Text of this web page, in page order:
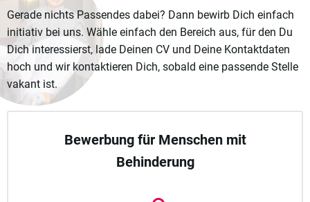
Gerade nichts Passendes dabei? Dann bewirb Dich einfach
initiativ bei uns. Wähle einfach den Bereich aus, für den Du
Dich interessierst, lade Deinen CV und Deine Kontaktdaten
hoch und wir kontaktieren Dich, sobald eine passende Stelle
vakant ist.
Bewerbung für Menschen mit
Behinderung